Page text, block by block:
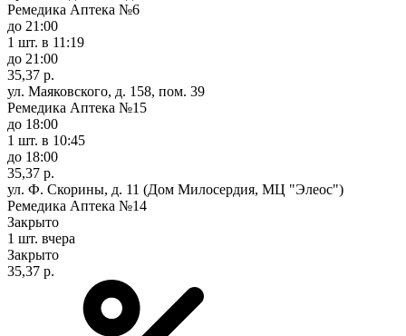
Ремедика Аптека №6
до 21:00
1 шт. в 11:19
до 21:00
35,37 р.
ул. Маяковского, д. 158, пом. 39
Ремедика Аптека №15
до 18:00
1 шт. в 10:45
до 18:00
35,37 р.
ул. Ф. Скорины, д. 11 (Дом Милосердия, МЦ "Элеос")
Ремедика Аптека №14
Закрыто
1 шт. вчера
Закрыто
35,37 р.